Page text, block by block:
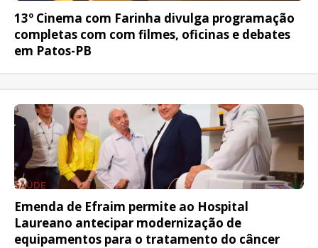
13º Cinema com Farinha divulga programação
completas com com filmes, oficinas e debates
em Patos-PB
SAÚDE
Emenda de Efraim permite ao Hospital
Laureano antecipar modernização de
equipamentos para o tratamento do câncer